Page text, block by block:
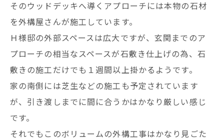
そのウッドデッキへ導くアプローチには本物の石材
を外構屋さんが施工しています。
Ｈ様邸の外部スペースは広大ですが、玄関までのア
プローチの相当なスペースが石敷き仕上げの為、石
敷きの施工だけでも１週間以上掛かるようです。
家の南側には芝生などの施工も予定されています
が、引き渡しまでに間に合うかはかなり厳しい感じ
です。
それでもこのボリュームの外構工事はかなり見ごた